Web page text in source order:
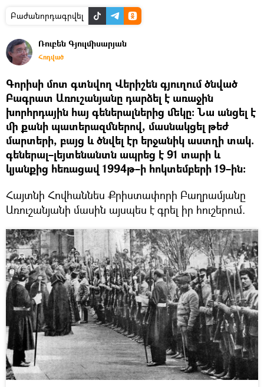
Բաժանորդագրվել
Ռուբեն Գյուլմիսարյան
Հոդված
Գորիսի մոտ գտնվող Վերիշեն գյուղում ծնված
Բագրատ Առուշանյանը դարձել է առաջին
խորհրդային հայ գեներալներից մեկը։ Նա անցել է
մի քանի պատերազմներով, մասնակցել թեժ
մարտերի, բայց և ծնվել էր երջանիկ աստղի տակ.
գեներալ–լեյտենանտն ապրեց է 91 տարի և
կյանքից հեռացավ 1994թ–ի հոկտեմբերի 19–ին։
Հայտնի Հովհաննես Քրիստափորի Բաղրամյանը
Առուշանյանի մասին այսպես է գրել իր հուշերում.